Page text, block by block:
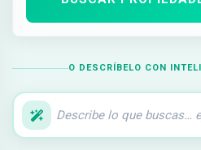
O DESCRÍBELO CON